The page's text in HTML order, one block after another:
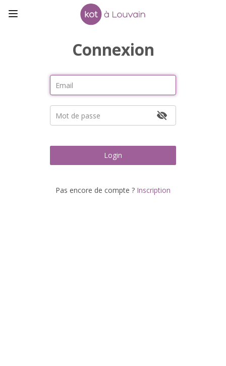
Connexion
Login
Pas encore de compte ? Inscription